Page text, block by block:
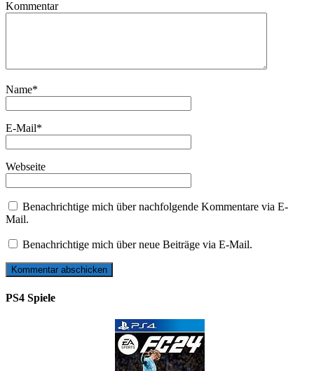
Kommentar
Name*
E-Mail*
Webseite
Benachrichtige mich über nachfolgende Kommentare via E-
Mail.
Benachrichtige mich über neue Beiträge via E-Mail.
PS4 Spiele